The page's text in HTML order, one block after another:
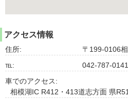
アクセス情報
住所:
〒199-0106
℡:
042-787-0141
車でのアクセス:
相模湖IC R412・413道志方面 県